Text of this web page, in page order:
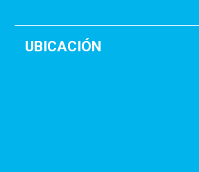
UBICACIÓN